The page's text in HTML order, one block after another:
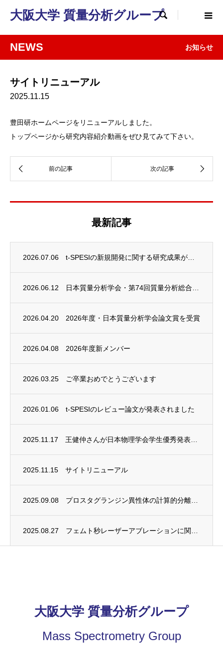
大阪大学 質量分析グループ

NEWS お知らせ
サイトリニューアル
2025.11.15
豊田研ホームページをリニューアルしました。
トップページから研究内容紹介動画をぜひ見てみて下さい。
最新記事
2026.07.06
2026.06.12
2026.04.20 2026年度・日本質量分析学会論文賞を受賞
2026.04.08 2026年度新メンバー
2026.03.25 ご卒業おめでとうございます
2026.01.06 t-SPESIのレビュー論文が発表されました
2025.11.17
2025.11.15 サイトリニューアル
2025.09.08
2025.08.27
大阪大学 質量分析グループ
Mass Spectrometry Group